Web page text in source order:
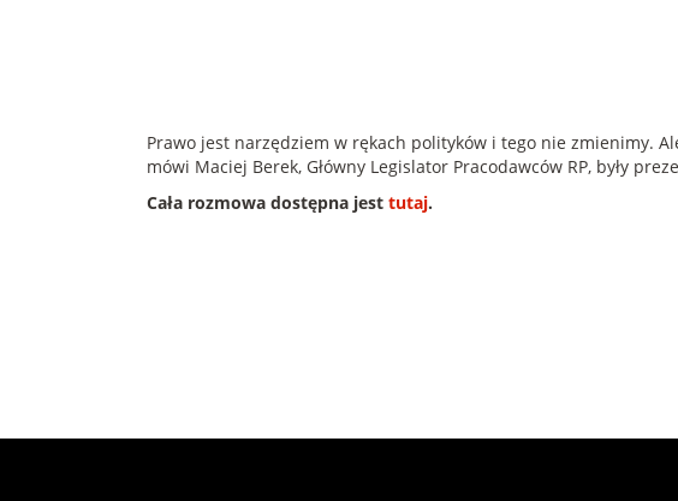
Prawo jest narzędziem w rękach polityków i tego nie zmienimy.
mówi Maciej Berek, Główny Legislator Pracodawców RP, były
Cała rozmowa dostępna jest tutaj.